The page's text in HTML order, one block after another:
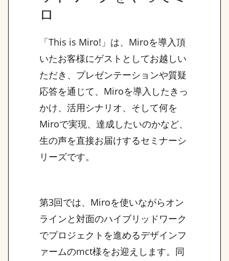
ロ
「This is Miro!」は、Miroを導入頂
いたお客様にゲストとしてお越しい
ただき、プレゼンテーションや質疑
応答を通じて、Miroを導入したきっ
かけ、活用シナリオ、そして何を
Miroで実現、達成したいのかなど、
生の声を直接お届けするセミナーシ
リーズです。
第3回では、Miroを使いながらオン
ラインと対面のハイブリッドワーク
でプロジェクトを進めるデザインフ
ァームのmct様をお迎えします。同